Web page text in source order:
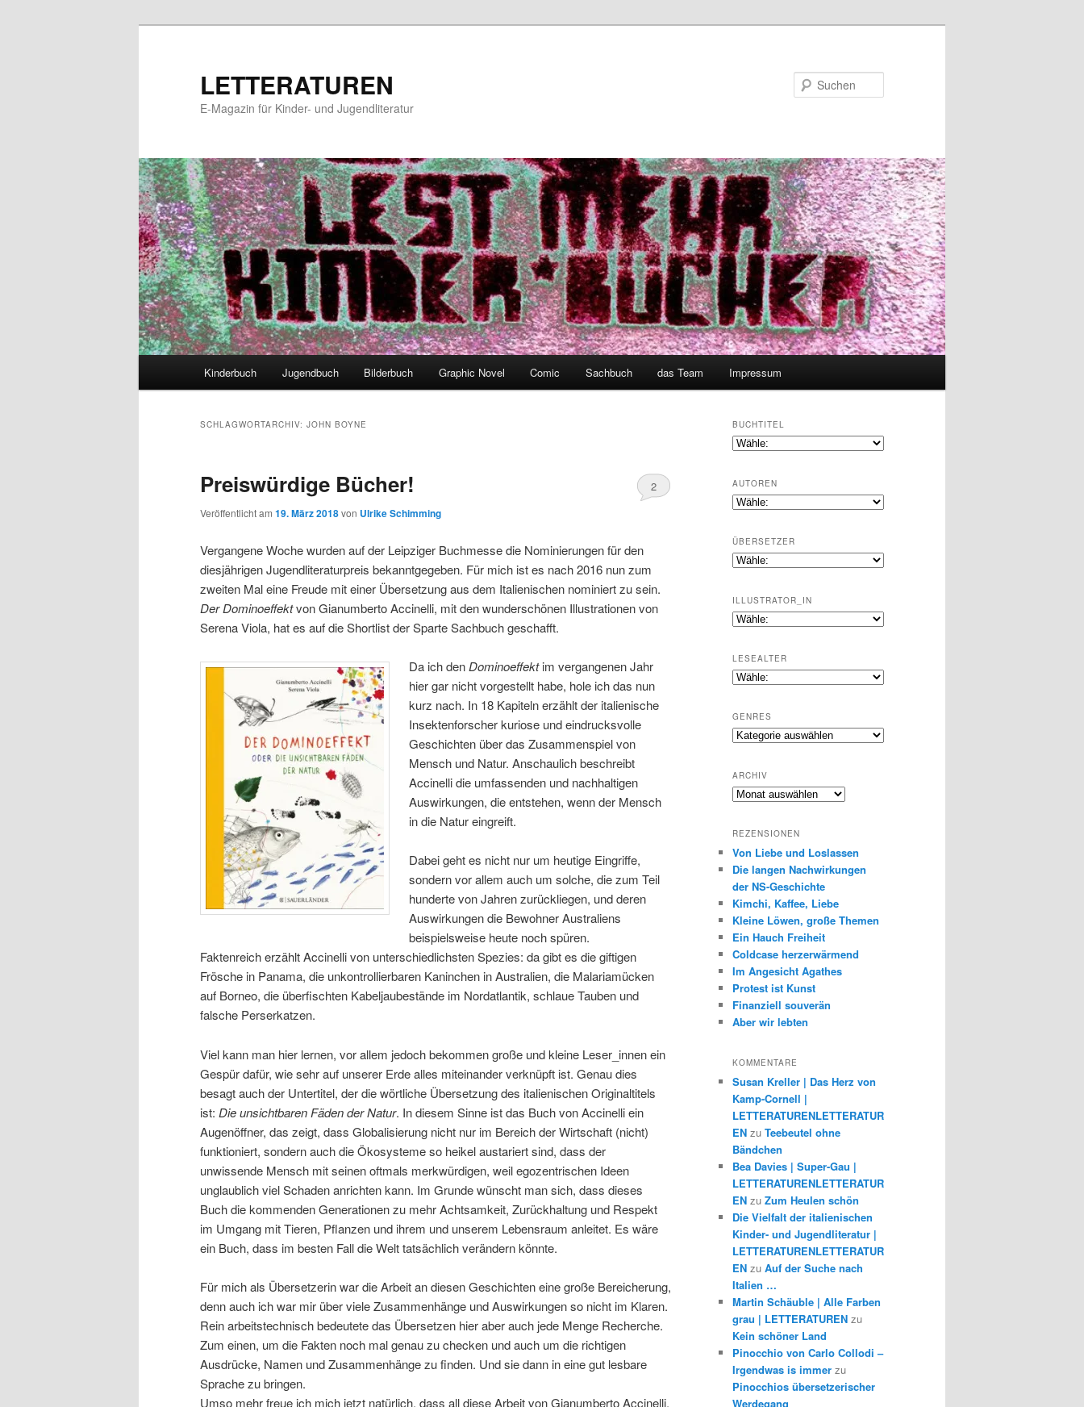
LETTERATUREN
E-Magazin für Kinder- und Jugendliteratur
Kinderbuch Jugendbuch Bilderbuch Graphic Novel Comic Sachbuch das Team Impressum
SCHLAGWORTARCHIV: JOHN BOYNE
Preiswürdige Bücher!
Veröffentlicht am 19. März 2018von Ulrike Schimming
2
Vergangene Woche wurden auf der Leipziger Buchmesse die Nominierungen für den
diesjährigen Jugendliteraturpreis bekanntgegeben. Für mich ist es nach 2016 nun zum
zweiten Mal eine Freude mit einer Übersetzung aus dem Italienischen nominiert zu sein.
Der Dominoeffektvon Gianumberto Accinelli, mit den wunderschönen Illustrationen von
Serena Viola, hat es auf die Shortlist der Sparte Sachbuch geschafft.
Da ich den Dominoeffektim vergangenen Jahr
hier gar nicht vorgestellt habe, hole ich das nun
kurz nach. In 18 Kapiteln erzählt der italienische
Insektenforscher kuriose und eindrucksvolle
Geschichten über das Zusammenspiel von
Mensch und Natur. Anschaulich beschreibt
Accinelli die umfassenden und nachhaltigen
Auswirkungen, die entstehen, wenn der Mensch
in die Natur eingreift.
Dabei geht es nicht nur um heutige Eingriffe,
sondern vor allem auch um solche, die zum Teil
hunderte von Jahren zurückliegen, und deren
Auswirkungen die Bewohner Australiens
beispielsweise heute noch spüren.
Faktenreich erzählt Accinelli von unterschiedlichsten Spezies: da gibt es die giftigen
Frösche in Panama, die unkontrollierbaren Kaninchen in Australien, die Malariamücken
auf Borneo, die überfischten Kabeljaubestände im Nordatlantik, schlaue Tauben und
falsche Perserkatzen.
Viel kann man hier lernen, vor allem jedoch bekommen große und kleine Leser_innen ein
Gespür dafür, wie sehr auf unserer Erde alles miteinander verknüpft ist. Genau dies
besagt auch der Untertitel, der die wörtliche Übersetzung des italienischen Originaltitels
ist: Die unsichtbaren Fäden der Natur. In diesem Sinne ist das Buch von Accinelli ein
Augenöffner, das zeigt, dass Globalisierung nicht nur im Bereich der Wirtschaft (nicht)
funktioniert, sondern auch die Ökosysteme so heikel austariert sind, dass der
unwissende Mensch mit seinen oftmals merkwürdigen, weil egozentrischen Ideen
unglaublich viel Schaden anrichten kann. Im Grunde wünscht man sich, dass dieses
Buch die kommenden Generationen zu mehr Achtsamkeit, Zurückhaltung und Respekt
im Umgang mit Tieren, Pflanzen und ihrem und unserem Lebensraum anleitet. Es wäre
ein Buch, dass im besten Fall die Welt tatsächlich verändern könnte.
Für mich als Übersetzerin war die Arbeit an diesen Geschichten eine große Bereicherung,
denn auch ich war mir über viele Zusammenhänge und Auswirkungen so nicht im Klaren.
Rein arbeitstechnisch bedeutete das Übersetzen hier aber auch jede Menge Recherche.
Zum einen, um die Fakten noch mal genau zu checken und auch um die richtigen
Ausdrücke, Namen und Zusammenhänge zu finden. Und sie dann in eine gut lesbare
Sprache zu bringen.
Umso mehr freue ich mich jetzt natürlich, dass all diese Arbeit von Gianumberto Accinelli,
BUCHTITEL
AUTOREN
ÜBERSETZER
ILLUSTRATOR_IN
LESEALTER
GENRES
Genres
ARCHIV
Archiv
REZENSIONEN
Von Liebe und Loslassen
Die langen Nachwirkungen
der NS-Geschichte
Kimchi, Kaffee, Liebe
Kleine Löwen, große Themen
Ein Hauch Freiheit
Coldcase herzerwärmend
Im Angesicht Agathes
Protest ist Kunst
Finanziell souverän
Aber wir lebten
KOMMENTARE
Susan Kreller | Das Herz von
Kamp-Cornell |
LETTERATURENLETTERATUR
EN zu Teebeutel ohne
Bändchen
Bea Davies | Super-Gau |
LETTERATURENLETTERATUR
EN zu Zum Heulen schön
Die Vielfalt der italienischen
Kinder- und Jugendliteratur |
LETTERATURENLETTERATUR
EN zu Auf der Suche nach
Italien …
Martin Schäuble | Alle Farben
grau | LETTERATUREN zu
Kein schöner Land
Pinocchio von Carlo Collodi –
Irgendwas is immer zu
Pinocchios übersetzerischer
Werdegang